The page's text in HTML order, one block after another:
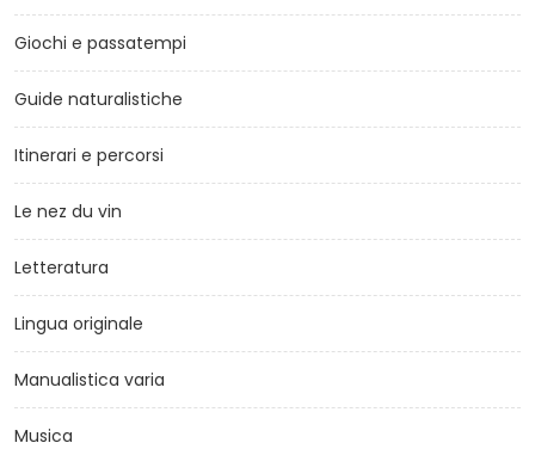
Giochi e passatempi
Guide naturalistiche
Itinerari e percorsi
Le nez du vin
Letteratura
Lingua originale
Manualistica varia
Musica